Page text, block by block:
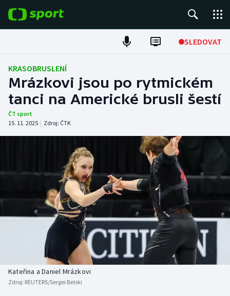
SLEDOVAT
Fotbal
Hokej
Tenis
Atletika
DALŠÍ SPORTY
Americký fotbal
Baseball a softbal
Basketbal
Biatlon
NEPŘEHLÉDNĚTE
Soutěže
Historické návraty
Aplikace ČT sport
KRASOBRUSLENÍ
Mrázkovi jsou po rytmickém
tanci na Americké brusli šestí
ČT sport
15. 11. 2025 | Zdroj: ČTK
Kateřina a Daniel Mrázkovi
Zdroj: REUTERS/Sergei Belski